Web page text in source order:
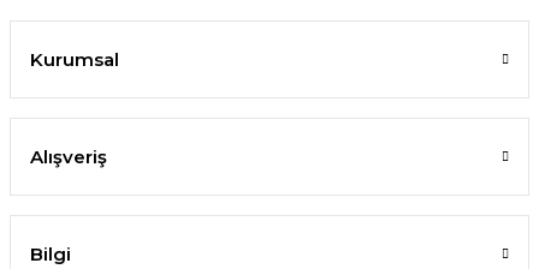
Kurumsal
Alışveriş
Bilgi